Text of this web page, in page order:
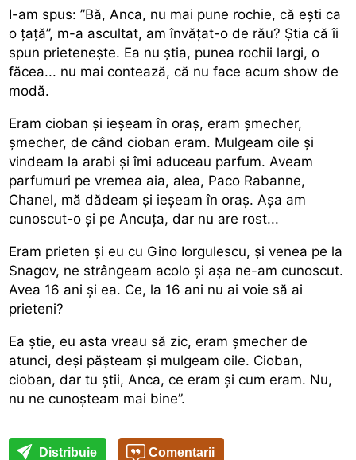
I-am spus: ”Bă, Anca, nu mai pune rochie, că ești ca
o țață”, m-a ascultat, am învățat-o de rău? Știa că îi
spun prietenește. Ea nu știa, punea rochii largi, o
făcea... nu mai contează, că nu face acum show de
modă.
Eram cioban și ieșeam în oraș, eram șmecher,
șmecher, de când cioban eram. Mulgeam oile și
vindeam la arabi și îmi aduceau parfum. Aveam
parfumuri pe vremea aia, alea, Paco Rabanne,
Chanel, mă dădeam și ieșeam în oraș. Așa am
cunoscut-o și pe Ancuța, dar nu are rost...
Eram prieten și eu cu Gino Iorgulescu, și venea pe la
Snagov, ne strângeam acolo și așa ne-am cunoscut.
Avea 16 ani și ea. Ce, la 16 ani nu ai voie să ai
prieteni?
Ea știe, eu asta vreau să zic, eram șmecher de
atunci, deși pășteam și mulgeam oile. Cioban,
cioban, dar tu știi, Anca, ce eram și cum eram. Nu,
nu ne cunoșteam mai bine”.
Distribuie Comentarii